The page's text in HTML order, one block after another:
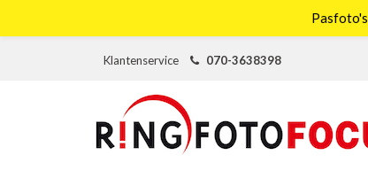
Klantenservice 070-3638398